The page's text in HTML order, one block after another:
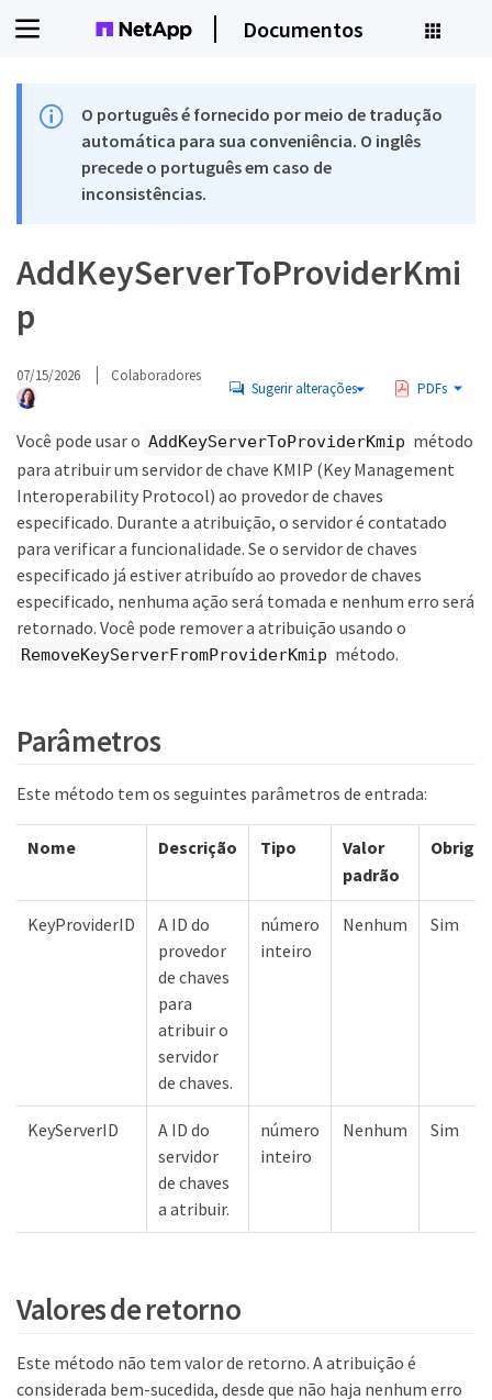
Documentos
O português é fornecido por meio de tradução
automática para sua conveniência. O inglês
precede o português em caso de
inconsistências.
AddKeyServerToProviderKmi
p
07/15/2026 Colaboradores
Sugerir alterações PDFs
Você pode usar o AddKeyServerToProviderKmip método
para atribuir um servidor de chave KMIP (Key Management
Interoperability Protocol) ao provedor de chaves
especificado. Durante a atribuição, o servidor é contatado
para verificar a funcionalidade. Se o servidor de chaves
especificado já estiver atribuído ao provedor de chaves
especificado, nenhuma ação será tomada e nenhum erro será
retornado. Você pode remover a atribuição usando o
RemoveKeyServerFromProviderKmip método.
Parâmetros
Este método tem os seguintes parâmetros de entrada:
Nome Descrição Tipo
Valor
padrão
KeyProviderID
A ID do
provedor
de chaves
para
atribuir o
servidor
de chaves.
número
inteiro
Nenhum Sim
KeyServerID
A ID do
servidor
de chaves
a atribuir.
número
inteiro
Nenhum Sim
Valores de retorno
Este método não tem valor de retorno. A atribuição é
considerada bem-sucedida, desde que não haja nenhum erro